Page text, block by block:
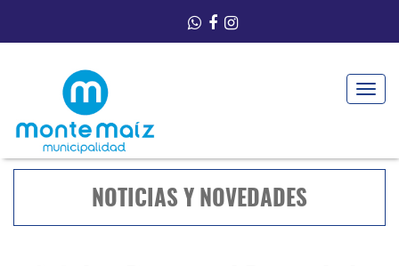
Toggle
NOTICIAS Y NOVEDADES